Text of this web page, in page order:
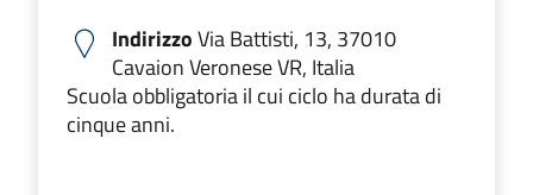
IndirizzoVia Battisti, 13, 37010
Cavaion Veronese VR, Italia
Scuola obbligatoria il cui ciclo ha durata di
cinque anni.